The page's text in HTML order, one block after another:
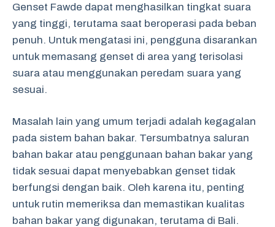
Genset Fawde dapat menghasilkan tingkat suara
yang tinggi, terutama saat beroperasi pada beban
penuh. Untuk mengatasi ini, pengguna disarankan
untuk memasang genset di area yang terisolasi
suara atau menggunakan peredam suara yang
sesuai.
Masalah lain yang umum terjadi adalah kegagalan
pada sistem bahan bakar. Tersumbatnya saluran
bahan bakar atau penggunaan bahan bakar yang
tidak sesuai dapat menyebabkan genset tidak
berfungsi dengan baik. Oleh karena itu, penting
untuk rutin memeriksa dan memastikan kualitas
bahan bakar yang digunakan, terutama di Bali.